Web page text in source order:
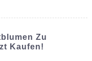
Zu
Kaufen!